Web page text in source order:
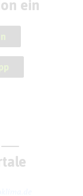
ein